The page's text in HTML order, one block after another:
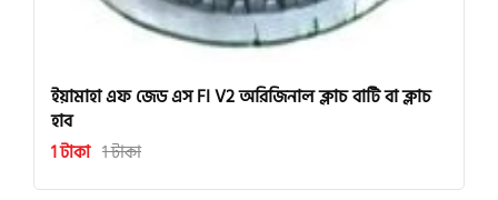
ইয়ামাহা এফ জেড এস FI V2 অরিজিনাল ক্লাচ বাটি বা ক্লাচ
হাব
1 টাকা 1 টাকা